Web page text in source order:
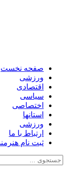
صفحه نخست
ورزشی
اقتصادی
سیاسی
اختصاصی
استانها
ورزشی
ارتباط با ما
ثبت نام